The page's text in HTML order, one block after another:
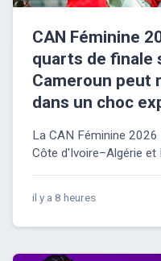
CAN Féminine
quarts de finale
Cameroun peut
dans un choc
La CAN Féminine 2026
Côte d'Ivoire–Algérie et
il y a 8 heures